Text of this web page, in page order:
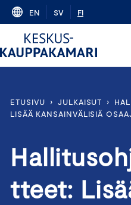
Skip
content
EN SV FI
ETUSIVU › JULKAISUT ›
LISÄÄ KANSAINVÄLISIÄ
tteet: